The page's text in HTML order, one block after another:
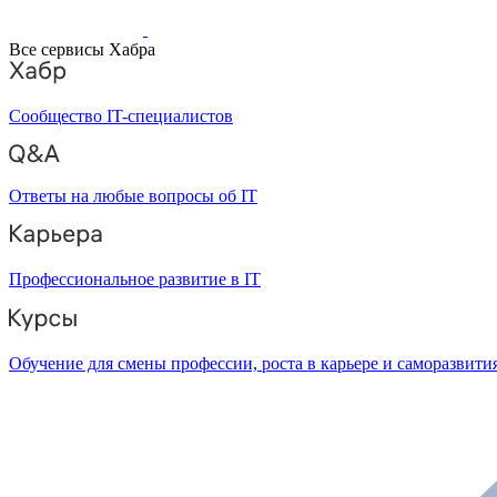
Все сервисы Хабра
Сообщество IT-специалистов
Ответы на любые вопросы об IT
Профессиональное развитие в IT
Обучение для смены профессии, роста в карьере и